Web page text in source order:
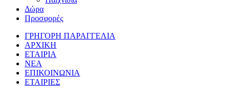
Δώρα
Προσφορές
ΓΡΗΓΟΡΗ ΠΑΡΑΓΓΕΛΙΑ
ΑΡΧΙΚΗ
ΕΤΑΙΡΙΑ
ΝΕΑ
ΕΠΙΚΟΙΝΩΝΙΑ
ΕΤΑΙΡΙΕΣ